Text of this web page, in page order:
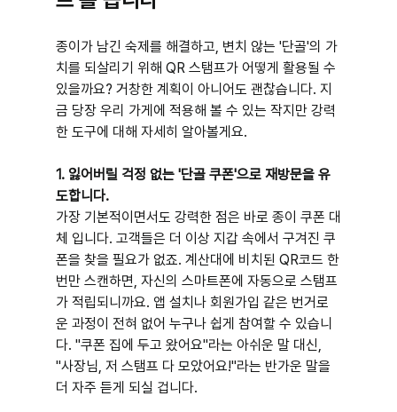
종이가 남긴 숙제를 해결하고, 변치 않는 '단골'의 가
치를 되살리기 위해 QR 스탬프가 어떻게 활용될 수
있을까요? 거창한 계획이 아니어도 괜찮습니다. 지
금 당장 우리 가게에 적용해 볼 수 있는 작지만 강력
한 도구에 대해 자세히 알아볼게요.
1. 잃어버릴 걱정 없는 '단골 쿠폰'으로 재방문을 유
도합니다.
가장 기본적이면서도 강력한 점은 바로 종이 쿠폰 대
체 입니다. 고객들은 더 이상 지갑 속에서 구겨진 쿠
폰을 찾을 필요가 없죠. 계산대에 비치된 QR코드 한
번만 스캔하면, 자신의 스마트폰에 자동으로 스탬프
가 적립되니까요. 앱 설치나 회원가입 같은 번거로
운 과정이 전혀 없어 누구나 쉽게 참여할 수 있습니
다. "쿠폰 집에 두고 왔어요"라는 아쉬운 말 대신,
"사장님, 저 스탬프 다 모았어요!"라는 반가운 말을
더 자주 듣게 되실 겁니다.